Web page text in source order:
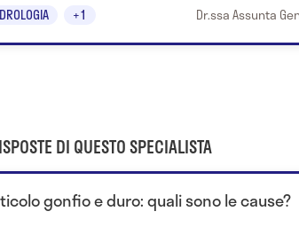
+1 Dr.ssa Assunta
DI QUESTO SPECIALISTA
gonfio e duro: quali sono le cause?